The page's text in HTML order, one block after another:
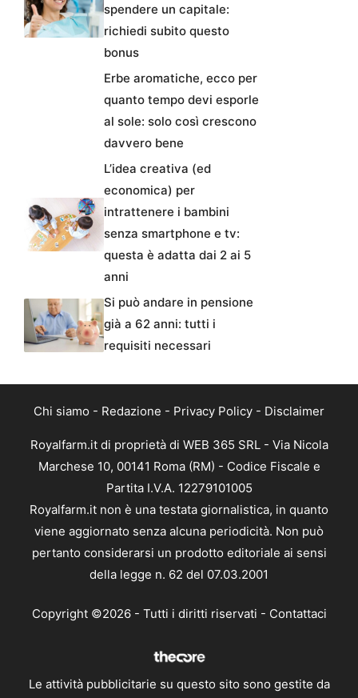
spendere un capitale:
richiedi subito questo
bonus
Erbe aromatiche, ecco per
quanto tempo devi esporle
al sole: solo così crescono
davvero bene
L’idea creativa (ed
economica) per
intrattenere i bambini
senza smartphone e tv:
questa è adatta dai 2 ai 5
anni
Si può andare in pensione
già a 62 anni: tutti i
requisiti necessari
Chi siamo - Redazione - Privacy Policy - Disclaimer
Royalfarm.it di proprietà di WEB 365 SRL - Via Nicola
Marchese 10, 00141 Roma (RM) - Codice Fiscale e
Partita I.V.A. 12279101005
Royalfarm.it non è una testata giornalistica, in quanto
viene aggiornato senza alcuna periodicità. Non può
pertanto considerarsi un prodotto editoriale ai sensi
della legge n. 62 del 07.03.2001
Copyright ©2026 - Tutti i diritti riservati - Contattaci
Le attività pubblicitarie su questo sito sono gestite da